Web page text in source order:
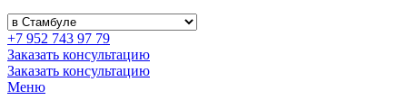
+7 952 743 97 79
Заказать консультацию
Заказать консультацию
Меню